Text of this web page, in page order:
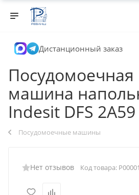
Дистанционный заказ
Посудомоечная
машина
Indesit DFS 2A59
Посудомоечные машины
Нет отзывов Код товара: